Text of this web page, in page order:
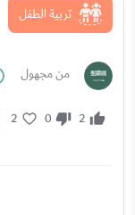
تربية الطفل
من مجهول
2
0
2